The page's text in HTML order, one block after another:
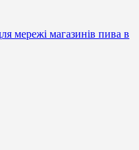
мережі магазинів пива в